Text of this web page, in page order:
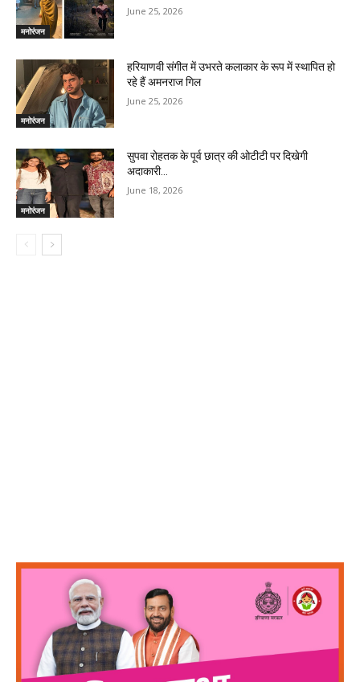
मनोरंजन
June 25, 2026
मनोरंजन
हरियाणवी संगीत में उभरते कलाकार के रूप में स्थापित हो
रहे हैं अमनराज गिल
June 25, 2026
मनोरंजन
सुपवा रोहतक के पूर्व छात्र की ओटीटी पर दिखेगी
अदाकारी…
June 18, 2026